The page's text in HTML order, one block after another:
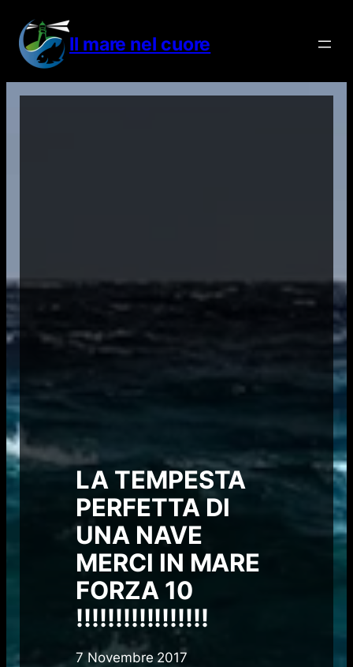
contenuto
Il mare nel cuore
LA TEMPESTA
PERFETTA DI
UNA NAVE
MERCI IN MARE
FORZA 10
!!!!!!!!!!!!!!!!!
7 Novembre 2017